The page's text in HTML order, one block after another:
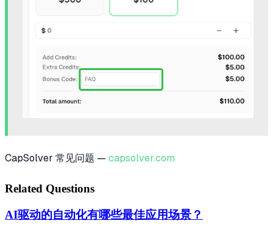
CapSolver 常见问题 — capsolver.com
Related Questions
AI驱动的自动化有哪些最佳应用场景？